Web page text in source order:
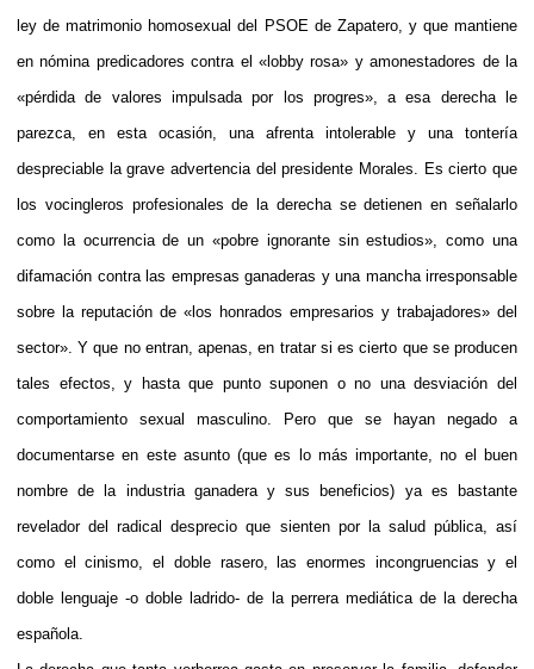
ley de matrimonio homosexual del PSOE de Zapatero, y que mantiene
en nómina predicadores contra el «lobby rosa» y amonestadores de la
«pérdida de valores impulsada por los progres», a esa derecha le
parezca, en esta ocasión, una afrenta intolerable y una tontería
despreciable la grave advertencia del presidente Morales. Es cierto que
los vocingleros profesionales de la derecha se detienen en señalarlo
como la ocurrencia de un «pobre ignorante sin estudios», como una
difamación contra las empresas ganaderas y una mancha irresponsable
sobre la reputación de «los honrados empresarios y trabajadores» del
sector». Y que no entran, apenas, en tratar si es cierto que se producen
tales efectos, y hasta que punto suponen o no una desviación del
comportamiento sexual masculino. Pero que se hayan negado a
documentarse en este asunto (que es lo más importante, no el buen
nombre de la industria ganadera y sus beneficios) ya es bastante
revelador del radical desprecio que sienten por la salud pública, así
como el cinismo, el doble rasero, las enormes incongruencias y el
doble lenguaje -o doble ladrido- de la perrera mediática de la derecha
española.